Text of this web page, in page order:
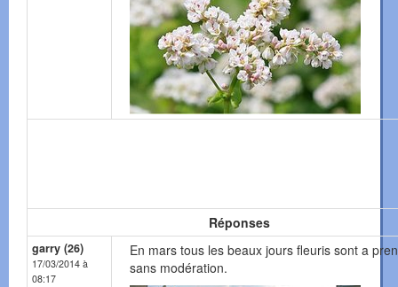
Réponses
garry (26)
17/03/2014 à
08:17
En mars tous les beaux jours fleuris sont a
sans modération.